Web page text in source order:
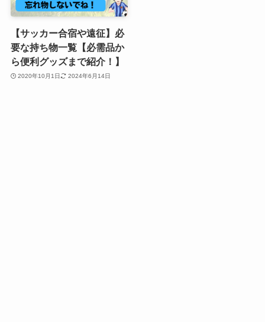
【サッカー合宿や遠征】必
要な持ち物一覧【必需品か
ら便利グッズまで紹介！】
2020年10月1日 2024年6月14日